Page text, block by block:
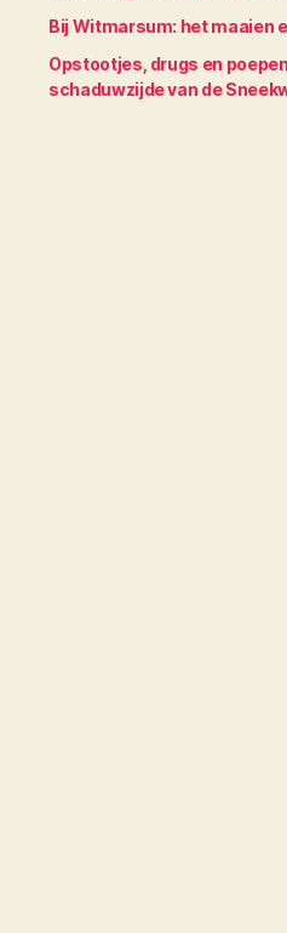
Bij Witmarsum: het maaien
Opstootjes, drugs en
schaduwzijde van de